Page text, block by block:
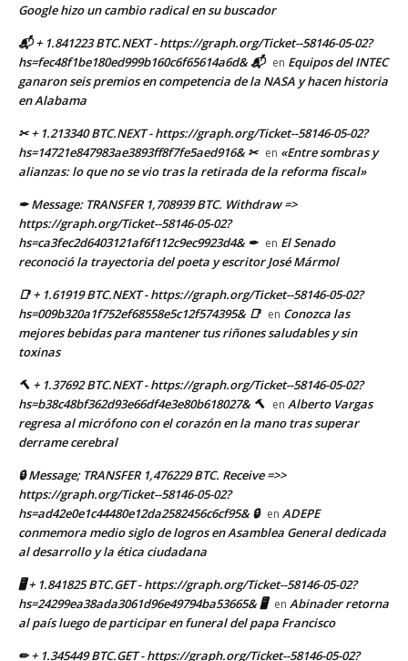
Google hizo un cambio radical en su buscador
📬 + 1.841223 BTC.NEXT - https://graph.org/Ticket--58146-05-02?
hs=fec48f1be180ed999b160c6f65614a6d& 📬 en Equipos del INTEC
ganaron seis premios en competencia de la NASA y hacen historia
en Alabama
✂ + 1.213340 BTC.NEXT - https://graph.org/Ticket--58146-05-02?
hs=14721e847983ae3893ff8f7fe5aed916& ✂ en «Entre sombras y
alianzas: lo que no se vio tras la retirada de la reforma fiscal»
✒ Message: TRANSFER 1,708939 BTC. Withdraw =>
https://graph.org/Ticket--58146-05-02?
hs=ca3fec2d6403121af6f112c9ec9923d4& ✒ en El Senado
reconoció la trayectoria del poeta y escritor José Mármol
📑 + 1.61919 BTC.NEXT - https://graph.org/Ticket--58146-05-02?
hs=009b320a1f752ef68558e5c12f574395& 📑 en Conozca las
mejores bebidas para mantener tus riñones saludables y sin
toxinas
🔨 + 1.37692 BTC.NEXT - https://graph.org/Ticket--58146-05-02?
hs=b38c48bf362d93e66df4e3e80b618027& 🔨 en Alberto Vargas
regresa al micrófono con el corazón en la mano tras superar
derrame cerebral
🔒 Message; TRANSFER 1,476229 BTC. Receive =>>
https://graph.org/Ticket--58146-05-02?
hs=ad42e0e1c44480e12da2582456c6cf95& 🔒 en ADEPE
conmemora medio siglo de logros en Asamblea General dedicada
al desarrollo y la ética ciudadana
🖥 + 1.841825 BTC.GET - https://graph.org/Ticket--58146-05-02?
hs=24299ea38ada3061d96e49794ba53665& 🖥 en Abinader retorna
al país luego de participar en funeral del papa Francisco
✏ + 1.345449 BTC.GET - https://graph.org/Ticket--58146-05-02?